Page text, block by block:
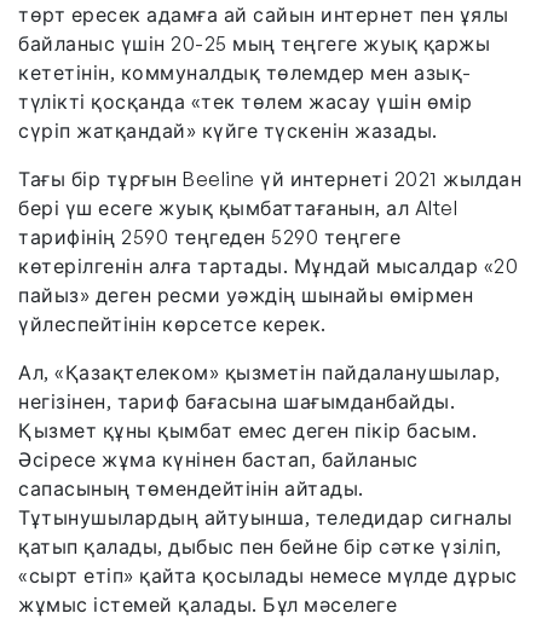
төрт ересек адамға ай сайын интернет пен ұялы
байланыс үшін 20-25 мың теңгеге жуық қаржы
кететінін, коммуналдық төлемдер мен азық-
түлікті қосқанда «тек төлем жасау үшін өмір
сүріп жатқандай» күйге түскенін жазады.
Тағы бір тұрғын Beeline үй интернеті 2021 жылдан
бері үш есеге жуық қымбаттағанын, ал Altel
тарифінің 2590 теңгеден 5290 теңгеге
көтерілгенін алға тартады. Мұндай мысалдар «20
пайыз» деген ресми уәждің шынайы өмірмен
үйлеспейтінін көрсетсе керек.
Ал, «Қазақтелеком» қызметін пайдаланушылар,
негізінен, тариф бағасына шағымданбайды.
Қызмет құны қымбат емес деген пікір басым.
Әсіресе жұма күнінен бастап, байланыс
сапасының төмендейтінін айтады.
Тұтынушылардың айтуынша, теледидар сигналы
қатып қалады, дыбыс пен бейне бір сәтке үзіліп,
«сырт етіп» қайта қосылады немесе мүлде дұрыс
жұмыс істемей қалады. Бұл мәселеге